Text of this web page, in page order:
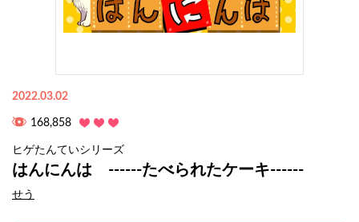
2022.03.02
168,858
ヒゲたんていシリーズ
はんにんは ------たべられたケーキ------
せう